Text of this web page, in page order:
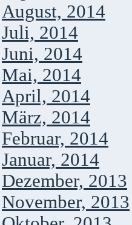
August, 2014
Juli, 2014
Juni, 2014
Mai, 2014
April, 2014
März, 2014
Februar, 2014
Januar, 2014
Dezember, 2013
November, 2013